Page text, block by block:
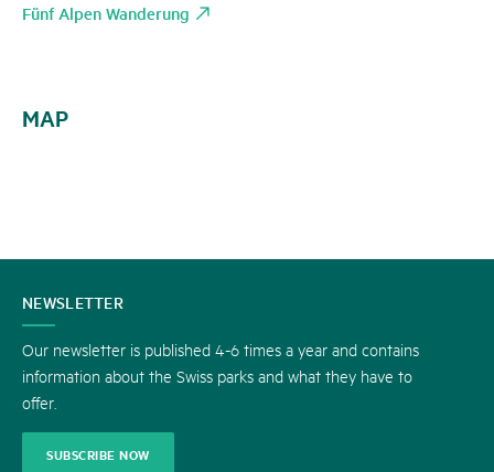
Fünf Alpen Wanderung
MAP
CONTACT
US
NEWSLETTER
Our newsletter is published 4-6 times a year and contains
information about the Swiss parks and what they have to
offer.
SUBSCRIBE NOW